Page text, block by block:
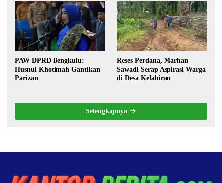
Pilkada oleh DPRD
PAW DPRD Bengkulu:
Husnul Khotimah Gantikan
Parizan
Reses Perdana, Marhan
Sawadi Serap Aspirasi Warga
di Desa Kelahiran
Selengkapnya